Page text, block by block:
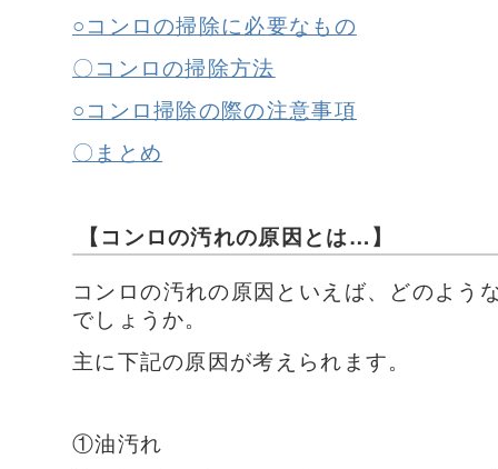
○コンロの掃除に必要なもの
〇コンロの掃除方法
○コンロ掃除の際の注意事項
〇まとめ
【コンロの汚れの原因とは…】
コンロの汚れの原因といえば、どのよう
でしょうか。
主に下記の原因が考えられます。
①油汚れ